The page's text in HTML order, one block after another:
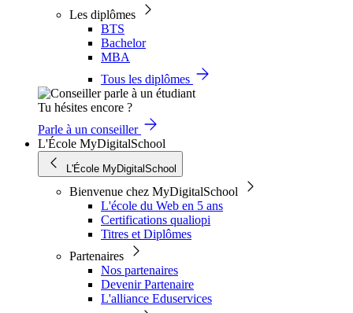
Les diplômes
BTS
Bachelor
MBA
Tous les diplômes
Tu hésites encore ?
Parle à un conseiller
L'École MyDigitalSchool
L'École MyDigitalSchool
Bienvenue chez MyDigitalSchool
L'école du Web en 5 ans
Certifications qualiopi
Titres et Diplômes
Partenaires
Nos partenaires
Devenir Partenaire
L'alliance Eduservices